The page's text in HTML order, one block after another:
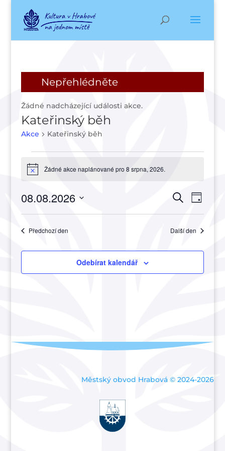
Nepřehlédněte
Žádné nadcházející události akce.
Kateřinský běh
Akce Kateřinský běh
for
srpna,
2026
Notice Žádné akce naplánované pro 8 srpna, 2026.
a
Hledat
pro
Akce
Den
08.08.2026
Předchozí den Další den
Odebírat kalendář
Městský obvod Hrabová © 2024-2026